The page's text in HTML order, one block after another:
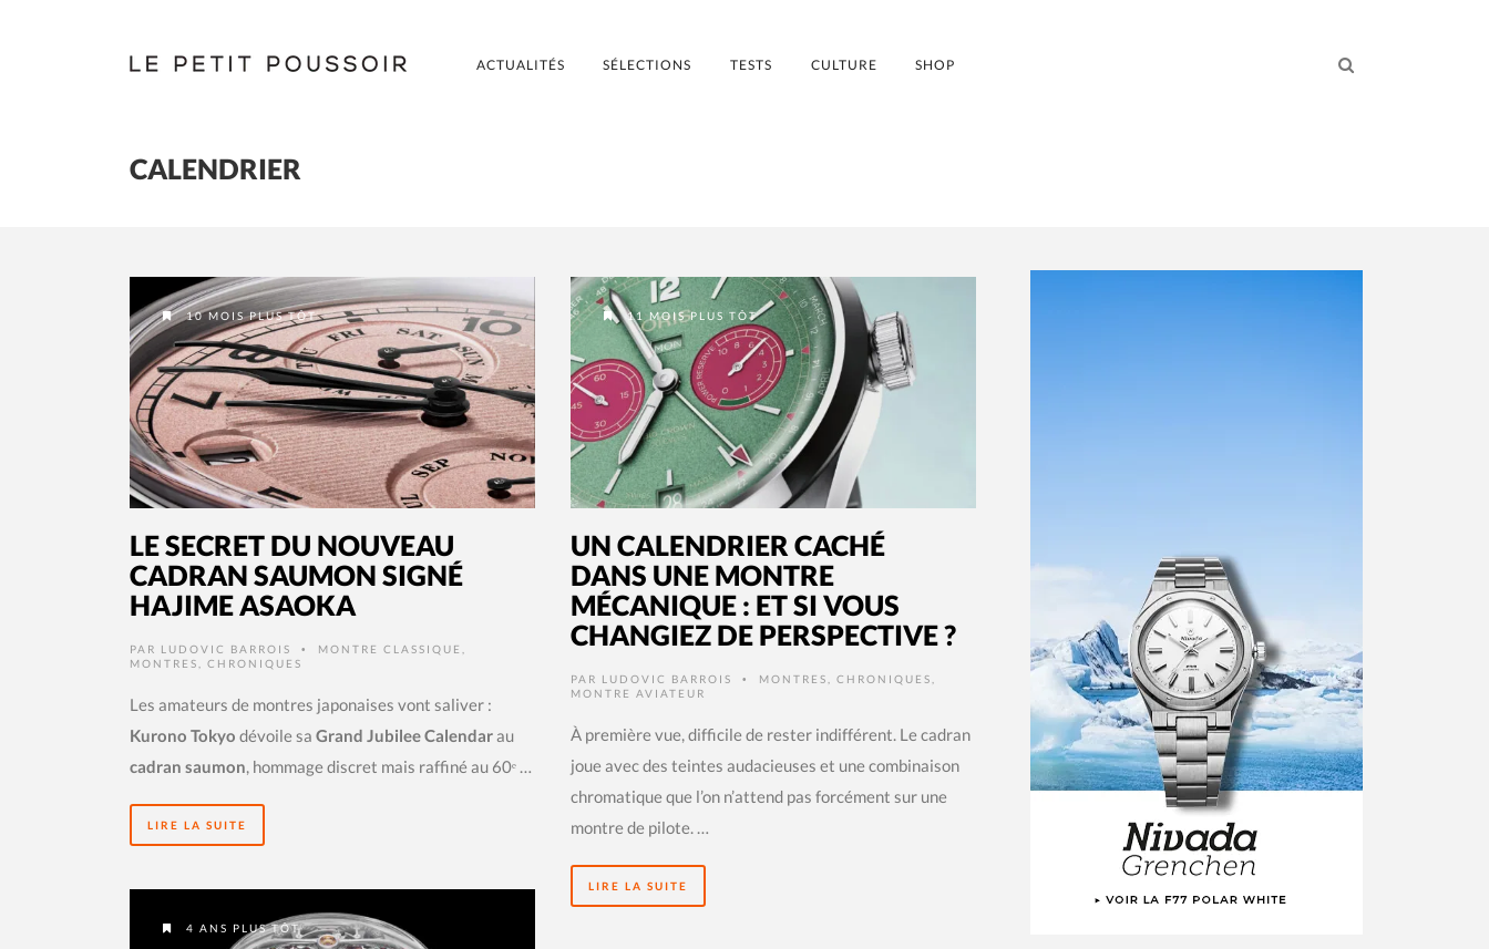
ACTUALITÉS SÉLECTIONS TESTS CULTURE SHOP
CALENDRIER
10 MOIS PLUS TÔT
LE SECRET DU NOUVEAU
CADRAN SAUMON SIGNÉ
HAJIME ASAOKA
PAR LUDOVIC BARROIS • MONTRE CLASSIQUE
MONTRES
CHRONIQUES
Les amateurs de montres japonaises vont saliver :
Kurono Tokyo dévoile sa Grand Jubilee Calendarau
cadran saumon, hommage discret mais raffiné au 60ᵉ …
LIRE LA SUITE
11 MOIS PLUS TÔT
UN CALENDRIER CACHÉ
DANS UNE MONTRE
MÉCANIQUE : ET SI VOUS
CHANGIEZ DE PERSPECTIVE ?
PAR LUDOVIC BARROIS • MONTRES CHRONIQUES
MONTRE AVIATEUR
À première vue, difficile de rester indifférent. Le cadran
joue avec des teintes audacieuses et une combinaison
chromatique que l’on n’attend pas forcément sur une
montre de pilote. …
LIRE LA SUITE
4 ANS PLUS TÔT